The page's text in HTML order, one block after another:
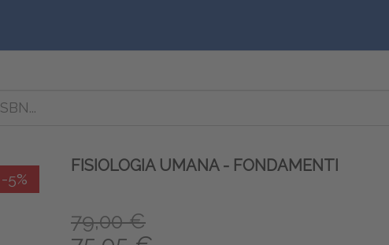
-5%
FISIOLOGIA UMANA - FONDAMENTI
79,00 €